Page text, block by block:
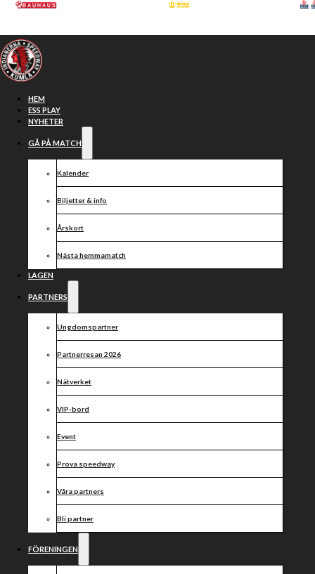
Hoppa till huvudinnehåll
HEM
ESS PLAY
NYHETER
GÅ PÅ MATCH
Kalender
Biljetter & info
Årskort
Nästa hemmamatch
LAGEN
PARTNERS
Ungdomspartner
Partnerresan 2026
Nätverket
VIP-bord
Event
Prova speedway
Våra partners
Bli partner
FÖRENINGEN
Seger i första
kvarten